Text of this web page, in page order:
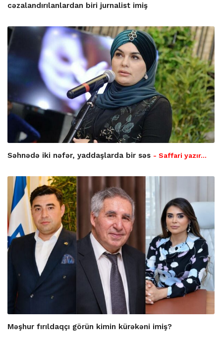
cəzalandırılanlardan biri jurnalist imiş
Səhnədə iki nəfər, yaddaşlarda bir səs - Saffari yazır…
Məşhur fırıldaqçı görün kimin kürəkəni imiş?